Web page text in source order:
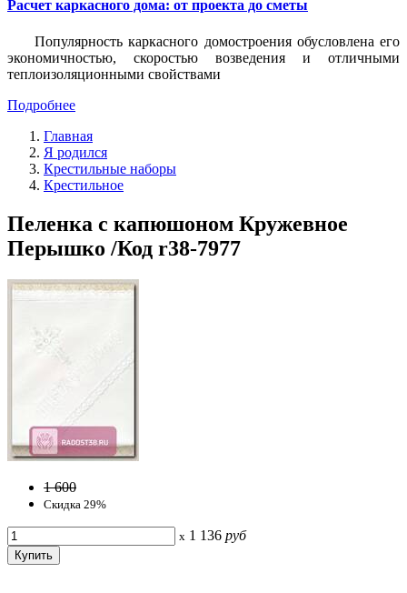
Расчет каркасного дома: от проекта до сметы
Популярность каркасного домостроения обусловлена его
экономичностью, скоростью возведения и отличными
теплоизоляционными свойствами
Подробнее
Главная
Я родился
Крестильные наборы
Крестильное
Пеленка с капюшоном Кружевное
Перышко /Код r38-7977
1 600
Скидка 29%
x 1 136 руб